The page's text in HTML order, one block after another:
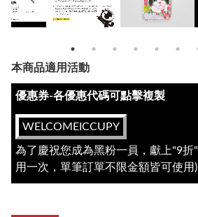
本商品適用活動
優惠券-各優惠代碼可點擊複製
WELCOMEICCUPY
為了慶祝您成為黑粉一員，獻上"9折
用一次，單筆訂單不限金額皆可使用